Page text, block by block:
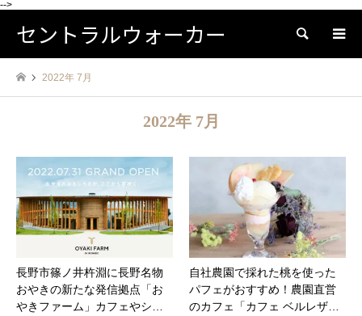
-->
セントラルウォーカー 検索
2022年 7月
2022年 7月
長野市篠ノ井杵淵に長野名物
おやきの新たな発信拠点「お
やきファーム」カフェやショ
自社農園で採れた桃を使った
パフェがおすすめ！農園直営
のカフェ「カフェ ベルレザ